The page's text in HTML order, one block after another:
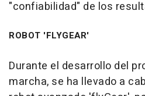
"confiabilidad" de los
ROBOT 'FLYGEAR'
Durante el desarrollo del
marcha, se ha llevado a